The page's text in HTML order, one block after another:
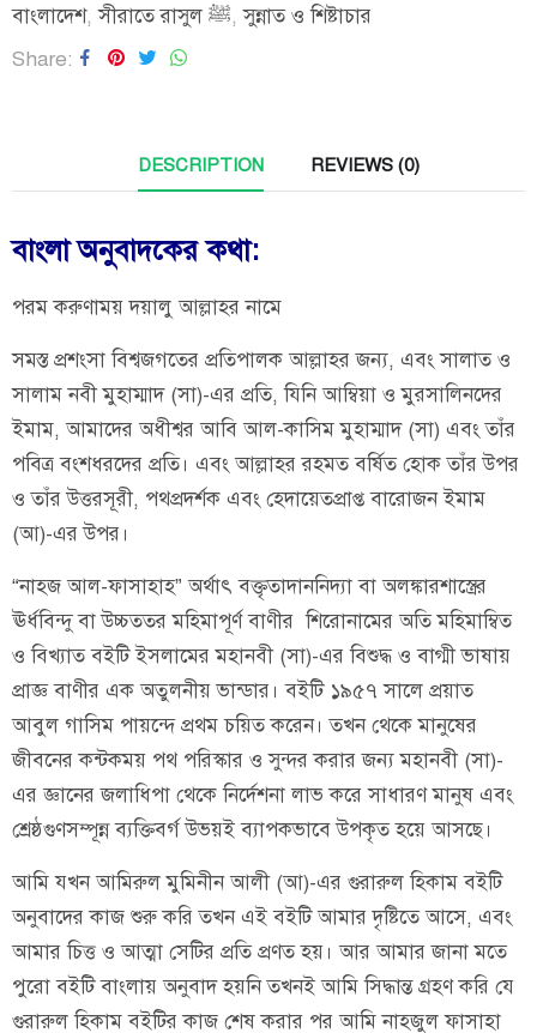
বাংলাদেশ, সীরাতে রাসুল ﷺ,সুন্নাত ও শিষ্টাচার
Share
DESCRIPTION REVIEWS (0)
বাংলা অনুবাদকের কথা:
পরম করুণাময় দয়ালু আল্লাহর নামে
সমস্ত প্রশংসা বিশ্বজগতের প্রতিপালক আল্লাহর জন্য, এবং সালাত ও
সালাম নবী মুহাম্মাদ (সা)-এর প্রতি, যিনি আম্বিয়া ও মুরসালিনদের
ইমাম, আমাদের অধীশ্বর আবি আল-কাসিম মুহাম্মাদ (সা) এবং তাঁর
পবিত্র বংশধরদের প্রতি। এবং আল্লাহর রহমত বর্ষিত হোক তাঁর উপর
ও তাঁর উত্তরসূরী, পথপ্রদর্শক এবং হেদায়েতপ্রাপ্ত বারোজন ইমাম
(আ)-এর উপর।
“নাহজ আল-ফাসাহাহ” অর্থাৎ বক্তৃতাদাননিদ্যা বা অলঙ্কারশাস্ত্রের
ঊর্ধবিন্দু বা উচ্চততর মহিমাপূর্ণ বাণীর শিরোনামের অতি মহিমাম্বিত
ও বিখ্যাত বইটি ইসলামের মহানবী (সা)-এর বিশুদ্ধ ও বাগ্মী ভাষায়
প্রাজ্ঞ বাণীর এক অতুলনীয় ভান্ডার। বইটি ১৯৫৭ সালে প্রয়াত
আবুল গাসিম পায়ন্দে প্রথম চয়িত করেন। তখন থেকে মানুষের
জীবনের কন্টকময় পথ পরিস্কার ও সুন্দর করার জন্য মহানবী (সা)-
এর জ্ঞানের জলাধিপা থেকে নির্দেশনা লাভ করে সাধারণ মানুষ এবং
শ্রেষ্ঠগুণসম্পূন্ন ব্যক্তিবর্গ উভয়ই ব্যাপকভাবে উপকৃত হয়ে আসছে।
আমি যখন আমিরুল মুমিনীন আলী (আ)-এর গুরারুল হিকাম বইটি
অনুবাদের কাজ শুরু করি তখন এই বইটি আমার দৃষ্টিতে আসে, এবং
আমার চিত্ত ও আত্মা সেটির প্রতি প্রণত হয়। আর আমার জানা মতে
পুরো বইটি বাংলায় অনুবাদ হয়নি তখনই আমি সিদ্ধান্ত গ্রহণ করি যে
গুরারুল হিকাম বইটির কাজ শেষ করার পর আমি নাহজুল ফাসাহা